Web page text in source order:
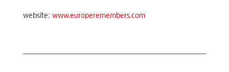
website: www.europeremembers.com